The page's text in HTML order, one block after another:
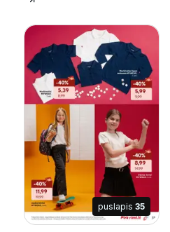
puslapis 35